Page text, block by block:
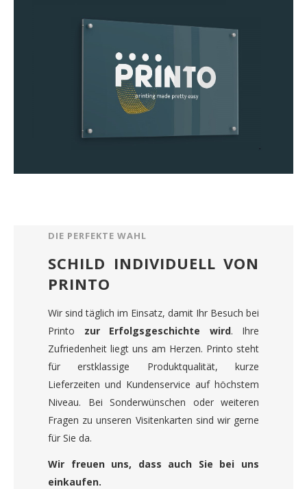
DIE PERFEKTE WAHL
SCHILD INDIVIDUELL VON
PRINTO
Wir sind täglich im Einsatz, damit Ihr Besuch bei
Printo zur Erfolgsgeschichte wird. Ihre
Zufriedenheit liegt uns am Herzen. Printo steht
für erstklassige Produktqualität, kurze
Lieferzeiten und Kundenservice auf höchstem
Niveau. Bei Sonderwünschen oder weiteren
Fragen zu unseren Visitenkarten sind wir gerne
für Sie da.
Wir freuen uns, dass auch Sie bei uns
einkaufen.